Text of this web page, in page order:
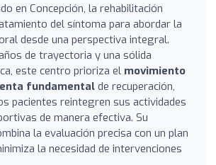
en Concepción, la rehabilitación
del síntoma para abordar la
desde una perspectiva integral.
de trayectoria y una sólida
este centro prioriza el movimiento
fundamentalde recuperación,
pacientes reintegren sus actividades
de manera efectiva. Su
la evaluación precisa con un plan
la necesidad de intervenciones